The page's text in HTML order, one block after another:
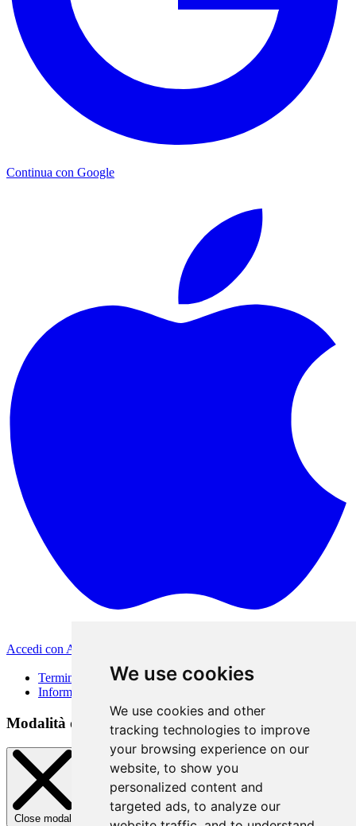
We use cookies
We use cookies and other
tracking technologies to improve
your browsing experience on our
website, to show you
personalized content and
targeted ads, to analyze our
Continua con Google
Accedi con Apple
Termini di Utilizzo
Informativa sulla privacy
Modalità di accesso
Close modal